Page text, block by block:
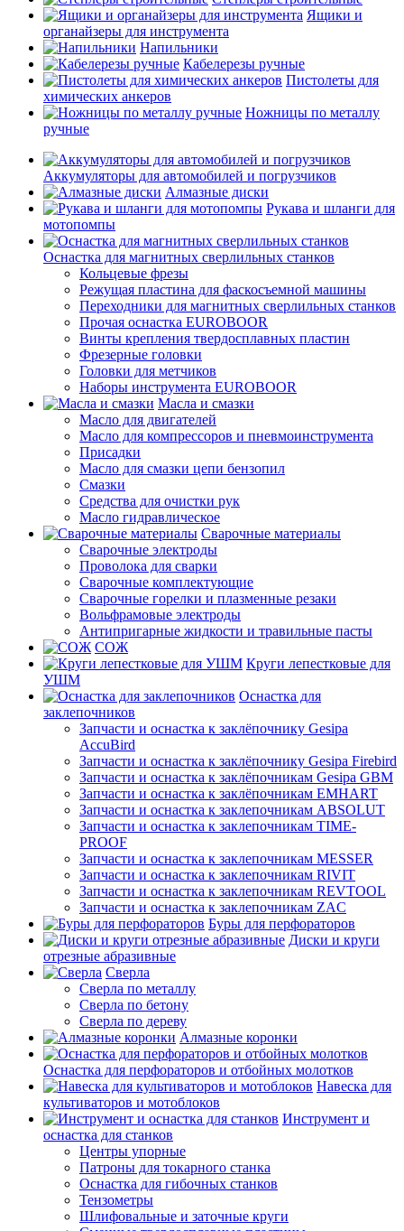
Ящики и
органайзеры для инструмента
Напильники
Кабелерезы ручные
Пистолеты для
химических анкеров
Ножницы по металлу
ручные
Аккумуляторы для автомобилей и погрузчиков
Алмазные диски
Рукава и шланги для
мотопомпы
Оснастка для магнитных сверлильных станков
Кольцевые фрезы
Режущая пластина для фаскосъемной машины
Переходники для магнитных сверлильных станков
Прочая оснастка EUROBOOR
Винты крепления твердосплавных пластин
Фрезерные головки
Головки для метчиков
Наборы инструмента EUROBOOR
Масла и смазки
Масло для двигателей
Масло для компрессоров и пневмоинструмента
Присадки
Масло для смазки цепи бензопил
Смазки
Средства для очистки рук
Масло гидравлическое
Сварочные материалы
Сварочные электроды
Проволока для сварки
Сварочные комплектующие
Сварочные горелки и плазменные резаки
Вольфрамовые электроды
Антипригарные жидкости и травильные пасты
СОЖ
Круги лепестковые для
УШМ
Оснастка для
заклепочников
Запчасти и оснастка к заклёпочнику Gesipa
AccuBird
Запчасти и оснастка к заклёпочнику Gesipa Firebird
Запчасти и оснастка к заклёпочникам Gesipa GBM
Запчасти и оснастка к заклёпочникам EMHART
Запчасти и оснастка к заклепочникам ABSOLUT
Запчасти и оснастка к заклепочникам TIME-
PROOF
Запчасти и оснастка к заклепочникам MESSER
Запчасти и оснастка к заклепочникам RIVIT
Запчасти и оснастка к заклепочникам REVTOOL
Запчасти и оснастка к заклепочникам ZAC
Буры для перфораторов
Диски и круги
отрезные абразивные
Сверла
Сверла по металлу
Сверла по бетону
Сверла по дереву
Алмазные коронки
Оснастка для перфораторов и отбойных молотков
Навеска для
культиваторов и мотоблоков
Инструмент и
оснастка для станков
Центры упорные
Патроны для токарного станка
Оснастка для гибочных станков
Тензометры
Шлифовальные и заточные круги